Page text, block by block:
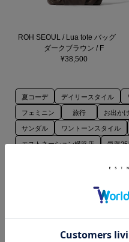
ROH SEOUL / Lua tote バッグ
ダークブラウン / F
¥38,500
夏コーデ デイリースタイル
フェミニン 旅行 お出かけ
サンダル ワントーンスタイル
エストネーション横浜店 気温
このスタッフ